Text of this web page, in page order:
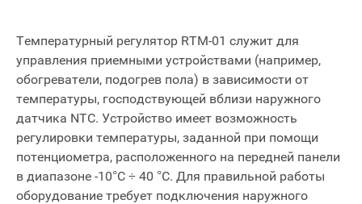
Температурный регулятор RTM-01 служит для
управления приемными устройствами (например,
обогреватели, подогрев пола) в зависимости от
температуры, господствующей вблизи наружного
датчика NTC. Устройство имеет возможность
регулировки температуры, заданной при помощи
потенциометра, расположенного на передней панели
в диапазоне -10°С ÷ 40 °С. Для правильной работы
оборудование требует подключения наружного